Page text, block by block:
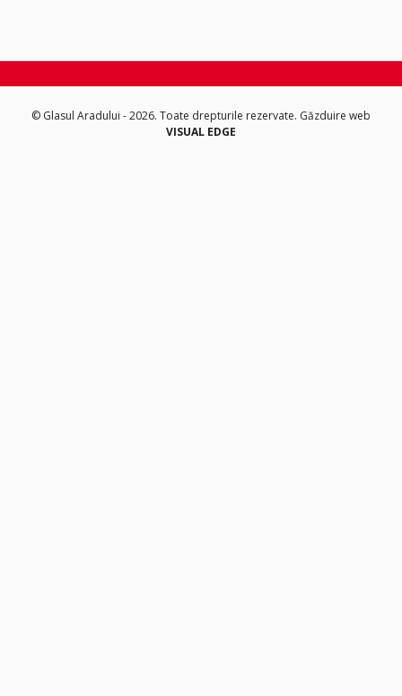
© Glasul Aradului - 2026. Toate drepturile rezervate. Găzduire web
VISUAL EDGE